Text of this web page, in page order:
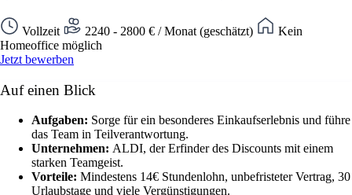
Vollzeit 2240 - 2800 € / Monat (geschätzt)
Kein
Homeoffice möglich
Jetzt bewerben
Auf einen Blick
Aufgaben: Sorge für ein besonderes Einkaufserlebnis und führe
das Team in Teilverantwortung.
Unternehmen: ALDI, der Erfinder des Discounts mit einem
starken Teamgeist.
Vorteile: Mindestens 14€ Stundenlohn, unbefristeter Vertrag, 30
Urlaubstage und viele Vergünstigungen.